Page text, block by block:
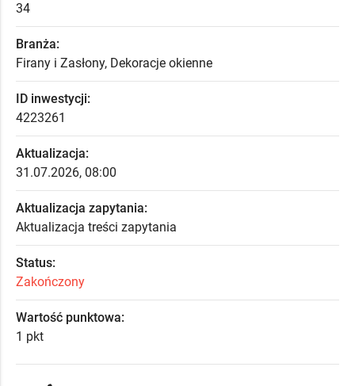
34
Branża:
Firany i Zasłony, Dekoracje okienne
ID inwestycji:
4223261
Aktualizacja:
31.07.2026, 08:00
Aktualizacja zapytania:
Aktualizacja treści zapytania
Status:
Zakończony
Wartość punktowa:
1 pkt